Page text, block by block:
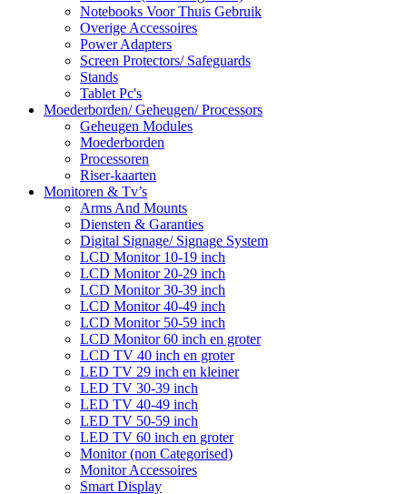
Notebooks Voor Thuis Gebruik
Overige Accessoires
Power Adapters
Screen Protectors/ Safeguards
Stands
Tablet Pc's
Moederborden/ Geheugen/ Processors
Geheugen Modules
Moederborden
Processoren
Riser-kaarten
Monitoren & Tv’s
Arms And Mounts
Diensten & Garanties
Digital Signage/ Signage System
LCD Monitor 10-19 inch
LCD Monitor 20-29 inch
LCD Monitor 30-39 inch
LCD Monitor 40-49 inch
LCD Monitor 50-59 inch
LCD Monitor 60 inch en groter
LCD TV 40 inch en groter
LED TV 29 inch en kleiner
LED TV 30-39 inch
LED TV 40-49 inch
LED TV 50-59 inch
LED TV 60 inch en groter
Monitor (non Categorised)
Monitor Accessoires
Smart Display